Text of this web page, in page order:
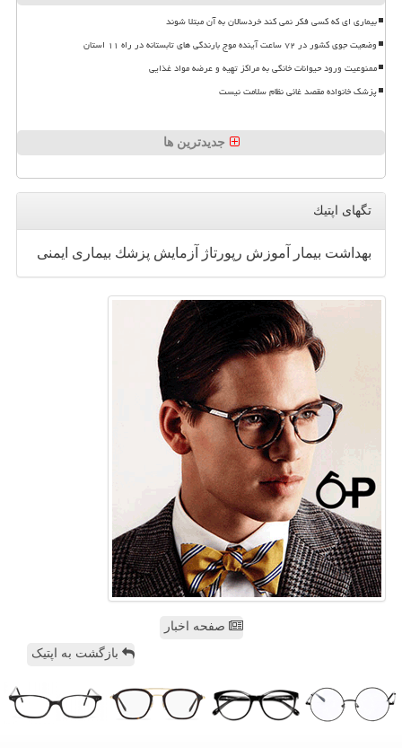
بیماری ای که کسی فکر نمی کند خردسالان به آن مبتلا شوند
وضعیت جوی کشور در ۷۲ ساعت آینده موج بارندگی های تابستانه در راه ۱۱ استان
ممنوعیت ورود حیوانات خانگی به مراکز تهیه و عرضه مواد غذایی
پزشک خانواده مقصد غائی نظام سلامت نیست
جدیدترین ها
تگهای اپتیك
بهداشت بیمار آموزش رپورتاژ آزمایش پزشك بیماری ایمنی
صفحه اخبار
بازگشت به اپتیک